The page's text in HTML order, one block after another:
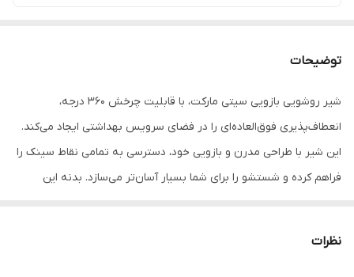
توضیحات
شیر روشویی بازویی سیتی مارکت، با قابلیت چرخش ۳۶۰ درجه،
انعطاف‌پذیری فوق‌العاده‌ای را در فضای سرویس بهداشتی ایجاد می‌کند.
این شیر با طراحی مدرن و بازویی خود، دسترسی به تمامی نقاط سینک را
فراهم کرده و شستشو را برای شما بسیار آسان‌تر می‌سازد. بدنه این
نمی‌دهد. اگر به دنبال محصولی هستید که علاوه بر زیبایی، کارایی و
نظرات